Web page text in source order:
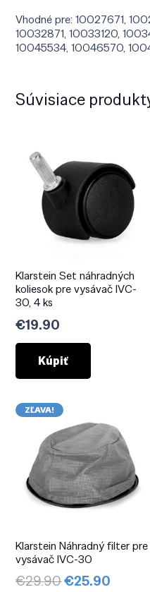
Vhodné pre: 10027671,
10032871, 10033120,
10045534, 10046570,
Súvisiace
Klarstein Set náhradných
koliesok pre vysávač IVC-
30, 4 ks
€19.90
Kúpiť
ZĽAVA!
Klarstein Náhradný filter pre
vysávač IVC-30
€29.90Pôvodná
€25.90